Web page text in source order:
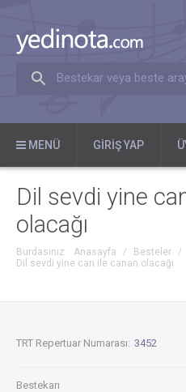
Bestekar veya beste
MENÜ GIRIŞ YAP
Dil sevdi yine
olacağı
Burdasınız: Anasayfa / Besteler
/
Dil sevdi yine can ile canan olacağı
TRT Repertuar Numarası: 3452
Bestekarı